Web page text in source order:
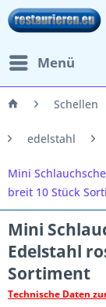
Menü
Schellen
edelstahl
Mini
breit 10 Stück
Mini
Edelstahl
Sortiment
Technische Daten